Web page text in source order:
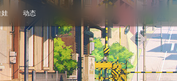
娃 动态